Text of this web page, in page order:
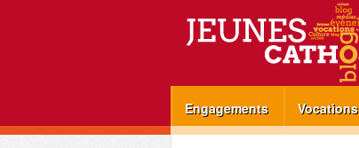
Engagements Vocations